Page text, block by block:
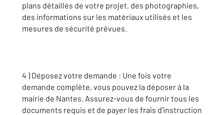
plans détaillés de votre projet, des photographies,
des informations sur les matériaux utilisés et les
mesures de sécurité prévues.
4 ) Déposez votre demande : Une fois votre
demande complète, vous pouvez la déposer à la
mairie de Nantes. Assurez-vous de fournir tous les
documents requis et de payer les frais d'instruction